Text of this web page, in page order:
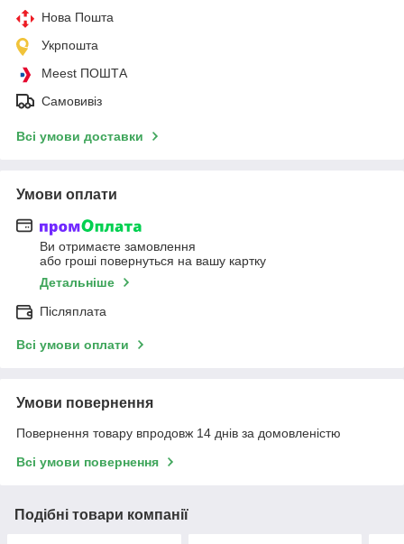
Нова Пошта
Укрпошта
Meest ПОШТА
Самовивіз
Всі умови доставки
Умови оплати
Ви отримаєте замовлення
або гроші повернуться на вашу картку
Детальніше
Післяплата
Всі умови оплати
Умови повернення
Повернення товару впродовж 14 днів за домовленістю
Всі умови повернення
Подібні товари компанії